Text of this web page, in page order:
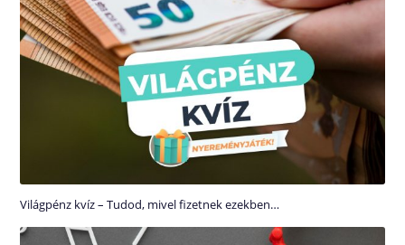
Világpénz kvíz – Tudod, mivel fizetnek ezekben…